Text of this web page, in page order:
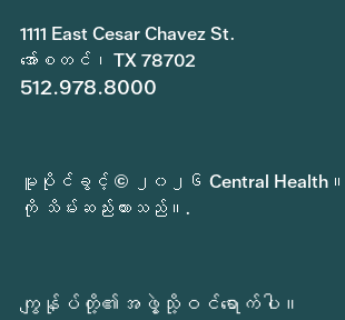
1111 East Cesar Chavez St.
အော်စတင်၊ TX 78702
512.978.8000
မူပိုင်ခွင့် © ၂၀၂၆ Central Health
ကို သိမ်းဆည်းထားသည်။.
ကျွန်ုပ်တို့၏အဖွဲ့သို့ဝင်ရောက်ပါ။